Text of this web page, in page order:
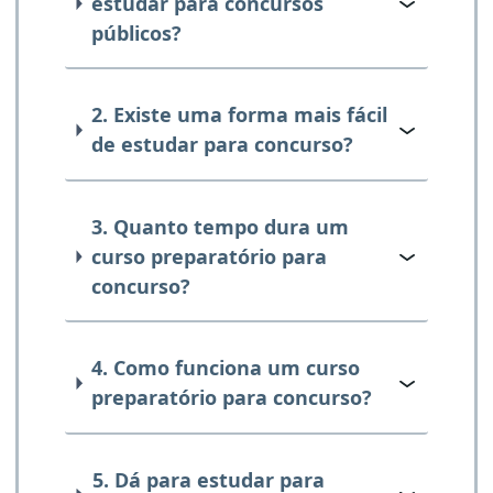
públicos?
2. Existe uma forma mais fácil
de estudar para concurso?
3. Quanto tempo dura um
curso preparatório para
concurso?
4. Como funciona um curso
preparatório para concurso?
5. Dá para estudar para